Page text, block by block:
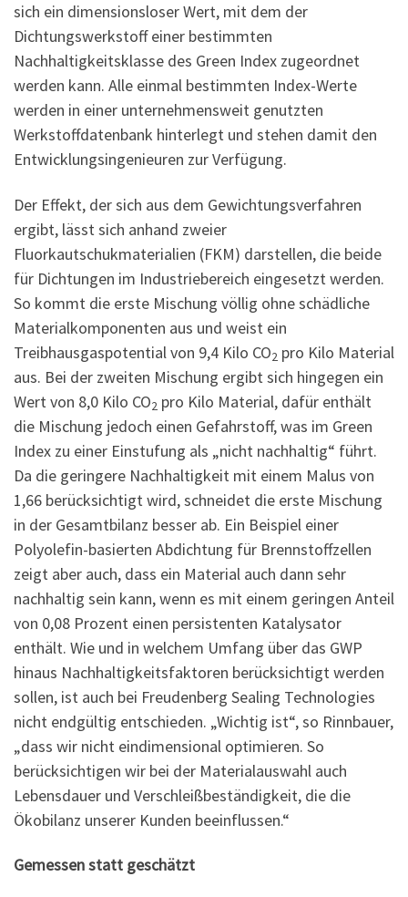
sich ein dimensionsloser Wert, mit dem der
Dichtungswerkstoff einer bestimmten
Nachhaltigkeitsklasse des Green Index zugeordnet
werden kann. Alle einmal bestimmten Index-Werte
werden in einer unternehmensweit genutzten
Werkstoffdatenbank hinterlegt und stehen damit den
Entwicklungsingenieuren zur Verfügung.
Der Effekt, der sich aus dem Gewichtungsverfahren
ergibt, lässt sich anhand zweier
Fluorkautschukmaterialien (FKM) darstellen, die beide
für Dichtungen im Industriebereich eingesetzt werden.
So kommt die erste Mischung völlig ohne schädliche
Materialkomponenten aus und weist ein
Treibhausgaspotential von 9,4 Kilo CO2 pro Kilo Material
aus. Bei der zweiten Mischung ergibt sich hingegen ein
Wert von 8,0 Kilo CO2 pro Kilo Material, dafür enthält
die Mischung jedoch einen Gefahrstoff, was im Green
Index zu einer Einstufung als „nicht nachhaltig“ führt.
Da die geringere Nachhaltigkeit mit einem Malus von
1,66 berücksichtigt wird, schneidet die erste Mischung
in der Gesamtbilanz besser ab. Ein Beispiel einer
Polyolefin-basierten Abdichtung für Brennstoffzellen
zeigt aber auch, dass ein Material auch dann sehr
nachhaltig sein kann, wenn es mit einem geringen Anteil
von 0,08 Prozent einen persistenten Katalysator
enthält. Wie und in welchem Umfang über das GWP
hinaus Nachhaltigkeitsfaktoren berücksichtigt werden
sollen, ist auch bei Freudenberg Sealing Technologies
nicht endgültig entschieden. „Wichtig ist“, so Rinnbauer,
„dass wir nicht eindimensional optimieren. So
berücksichtigen wir bei der Materialauswahl auch
Lebensdauer und Verschleißbeständigkeit, die die
Ökobilanz unserer Kunden beeinflussen.“
Gemessen statt geschätzt